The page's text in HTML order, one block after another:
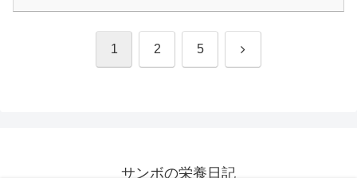
1 2 5 次
サンボの栄養日記